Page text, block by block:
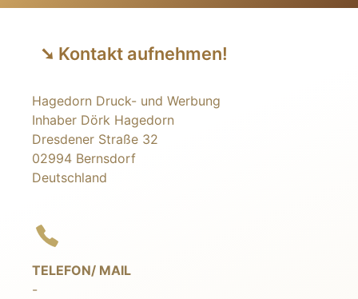
➘ Kontakt aufnehmen!
Hagedorn Druck- und Werbung
Inhaber Dörk Hagedorn
Dresdener Straße 32
02994 Bernsdorf
Deutschland
TELEFON/ MAIL
-